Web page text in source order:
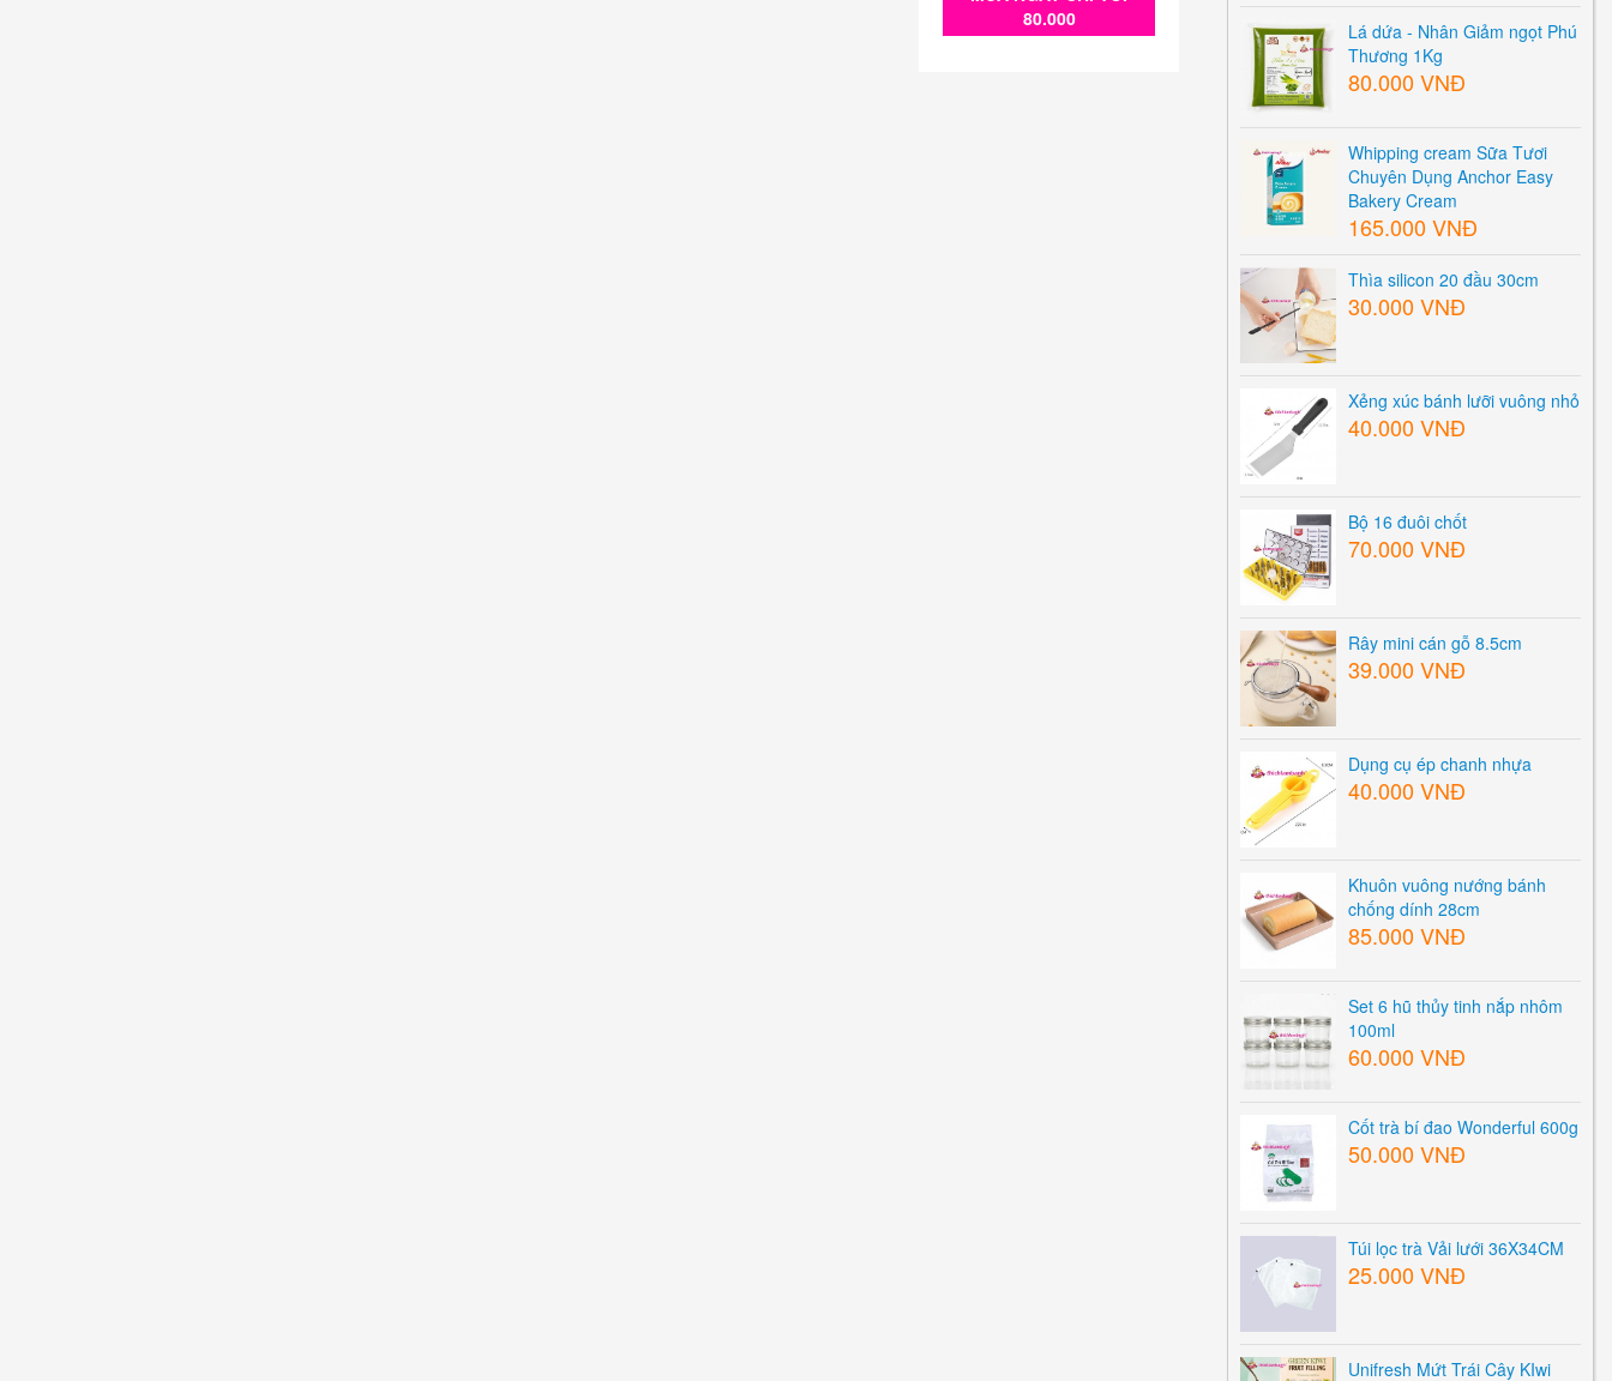
80.000
Lá dứa - Nhân Giảm ngọt Phú
Thương 1Kg
80.000 VNĐ
Whipping cream Sữa Tươi
Chuyên Dụng Anchor Easy
Bakery Cream
165.000 VNĐ
Thìa silicon 20 đầu 30cm
30.000 VNĐ
Xẻng xúc bánh lưỡi vuông nhỏ
40.000 VNĐ
Bộ 16 đuôi chốt
70.000 VNĐ
Rây mini cán gỗ 8.5cm
39.000 VNĐ
Dụng cụ ép chanh nhựa
40.000 VNĐ
Khuôn vuông nướng bánh
chống dính 28cm
85.000 VNĐ
Set 6 hũ thủy tinh nắp nhôm
100ml
60.000 VNĐ
Cốt trà bí đao Wonderful 600g
50.000 VNĐ
Túi lọc trà Vải lưới 36X34CM
25.000 VNĐ
Unifresh Mứt Trái Cây KIwi